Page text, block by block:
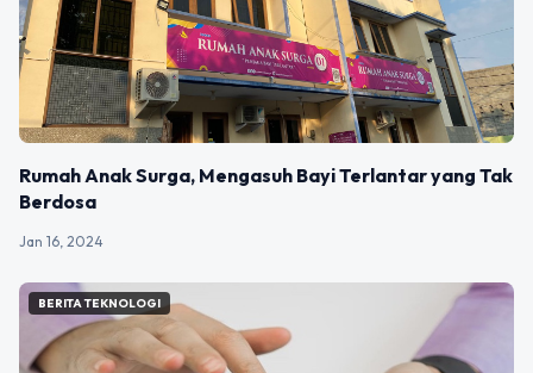
Rumah Anak Surga, Mengasuh Bayi Terlantar yang Tak
Berdosa
Jan 16, 2024
BERITA TEKNOLOGI